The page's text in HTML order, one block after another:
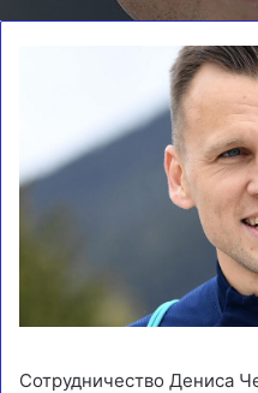
Сотрудничество Дениса